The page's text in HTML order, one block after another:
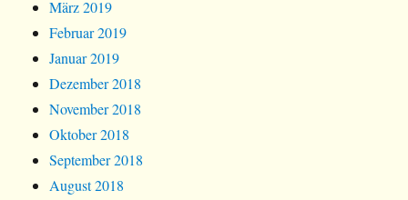
März 2019
Februar 2019
Januar 2019
Dezember 2018
November 2018
Oktober 2018
September 2018
August 2018